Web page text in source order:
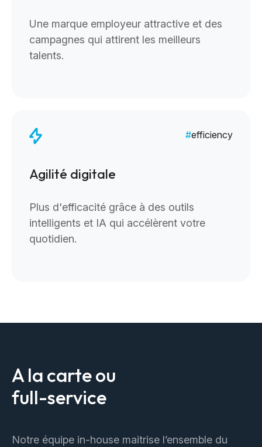
Une marque employeur attractive et des
campagnes qui attirent les meilleurs
talents.
efficiency
Agilité digitale
Plus d'efficacité grâce à des outils
intelligents et IA qui accélèrent votre
quotidien.
A la carte ou
full-service
Notre équipe in-house maitrise l’ensemble du